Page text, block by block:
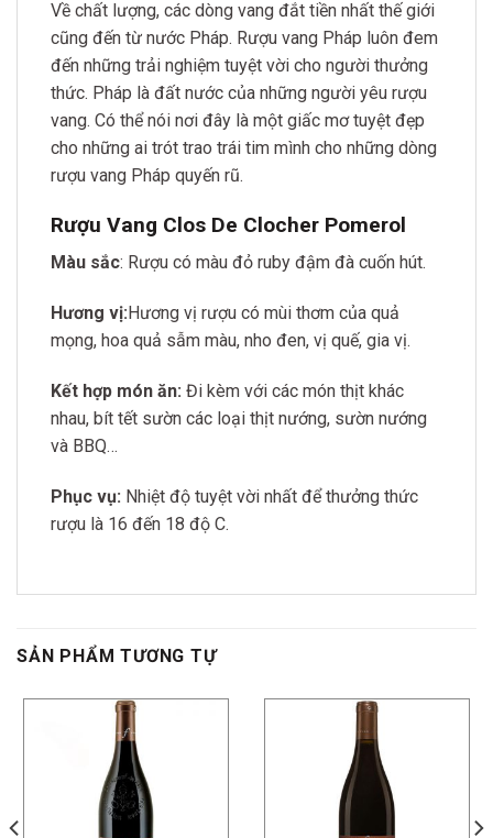
Về chất lượng, các dòng vang đắt tiền nhất thế giới
cũng đến từ nước Pháp. Rượu vang Pháp luôn đem
đến những trải nghiệm tuyệt vời cho người thưởng
thức. Pháp là đất nước của những người yêu rượu
vang. Có thể nói nơi đây là một giấc mơ tuyệt đẹp
cho những ai trót trao trái tim mình cho những dòng
rượu vang Pháp quyến rũ.
Rượu Vang Clos De Clocher Pomerol
Màu sắc: Rượu có màu đỏ ruby đậm đà cuốn hút.
Hương vị: Hương vị rượu có mùi thơm của quả
mọng, hoa quả sẫm màu, nho đen, vị quế, gia vị.
Kết hợp món ăn: Đi kèm với các món thịt khác
nhau, bít tết sườn các loại thịt nướng, sườn nướng
và BBQ…
Phục vụ: Nhiệt độ tuyệt vời nhất để thưởng thức
rượu là 16 đến 18 độ C.
SẢN PHẨM TƯƠNG TỰ